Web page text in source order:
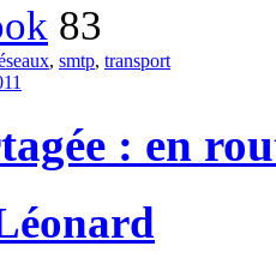
83
, smtp, transport
: en